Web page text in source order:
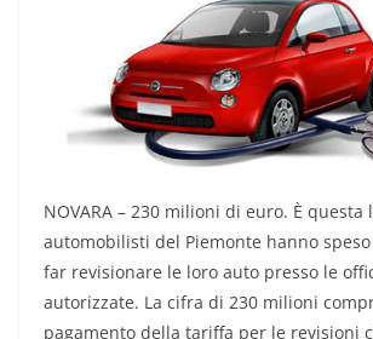
NOVARA – 230 milioni di euro. È questa
automobilisti del Piemonte hanno
far revisionare le loro auto presso le
autorizzate. La cifra di 230 milioni
pagamento della tariffa per le revisioni